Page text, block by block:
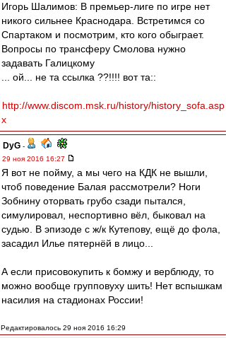
Игорь Шалимов: В премьер-лиге по игре нет
никого сильнее Краснодара. Встретимся со
Спартаком и посмотрим, кто кого обыграет.
Вопросы по трансферу Смолова нужно
задавать Галицкому
... ой... не та ссылка ??!!!! вот та::
http://www.discom.msk.ru/history/history_sofa.asp
x
DyG -
29 ноя 2016 16:27
Я вот не пойму, а мы чего на КДК не вышли,
чтоб поведение Балая рассмотрели? Ноги
Зобнину оторвать грубо сзади пытался,
симулировал, неспортивно вёл, быковал на
судью. В эпизоде с ж/к Кутепову, ещё до фола,
засадил Илье пятернёй в лицо...
А если присовокупить к бомжу и верблюду, то
можно вообще групповуху шить! Нет вспышкам
насилия на стадионах России!
Редактировалось 29 ноя 2016 16:29